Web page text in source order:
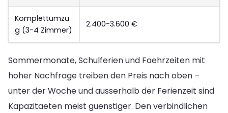
Komplettumzu
g (3-4 Zimmer)
2.400-3.600 €
Sommermonate, Schulferien und Faehrzeiten mit
hoher Nachfrage treiben den Preis nach oben –
unter der Woche und ausserhalb der Ferienzeit sind
Kapazitaeten meist guenstiger. Den verbindlichen